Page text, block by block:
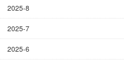
2025-8
2025-7
2025-6